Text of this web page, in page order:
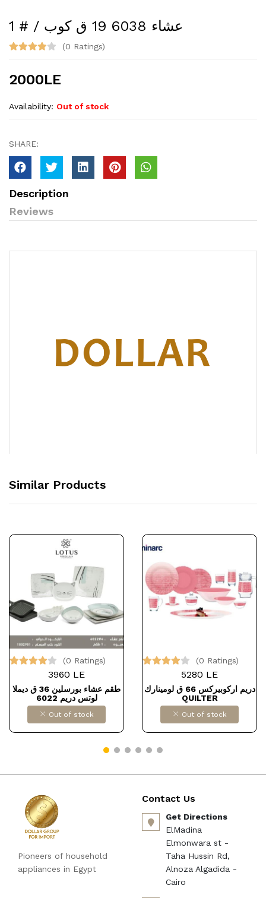
عشاء 6038 19 ق كوب / # 1
(0 Ratings)
2000LE
Availability: Out of stock
SHARE:
Description
Reviews
Similar Products
(0 Ratings)
3960 LE
طقم عشاء بورسلين 36 ق ديملا
لوتس دريم 6022
Out of stock
(0 Ratings)
5280 LE
دريم اركوبيركس 66 ق لومينارك
QUILTER
Out of stock
Pioneers of household
appliances in Egypt
Contact Us
Get Directions
ElMadina
Elmonwara st -
Taha Hussin Rd,
Alnoza Algadida -
Cairo